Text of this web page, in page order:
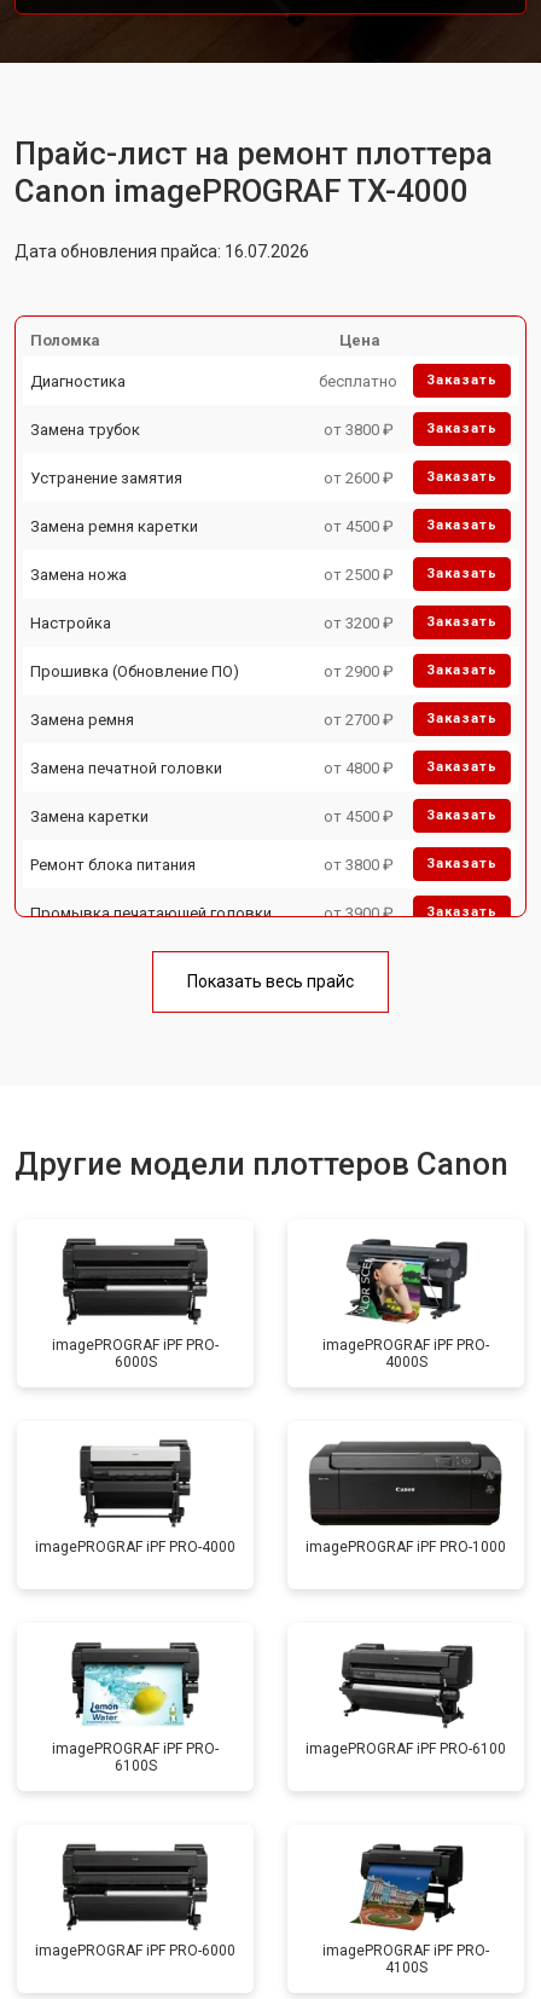
Прайс-лист на ремонт плоттера
Canon imagePROGRAF TX-4000
Дата обновления прайса: 16.07.2026
Поломка Цена
Диагностика бесплатно Заказать
Замена трубок от 3800 ₽ Заказать
Устранение замятия от 2600 ₽ Заказать
Замена ремня каретки от 4500 ₽ Заказать
Замена ножа от 2500 ₽ Заказать
Настройка от 3200 ₽ Заказать
Прошивка (Обновление ПО) от 2900 ₽ Заказать
Замена ремня от 2700 ₽ Заказать
Замена печатной головки от 4800 ₽ Заказать
Замена каретки от 4500 ₽ Заказать
Ремонт блока питания от 3800 ₽ Заказать
Промывка печатающей головки от 3900 ₽ Заказать
Показать весь прайс
Другие модели плоттеров Canon
imagePROGRAF iPF PRO-
6000S
imagePROGRAF iPF PRO-
4000S
imagePROGRAF iPF PRO-4000 imagePROGRAF iPF PRO-1000
imagePROGRAF iPF PRO-
6100S
imagePROGRAF iPF PRO-6100
imagePROGRAF iPF PRO-6000
imagePROGRAF iPF PRO-
4100S